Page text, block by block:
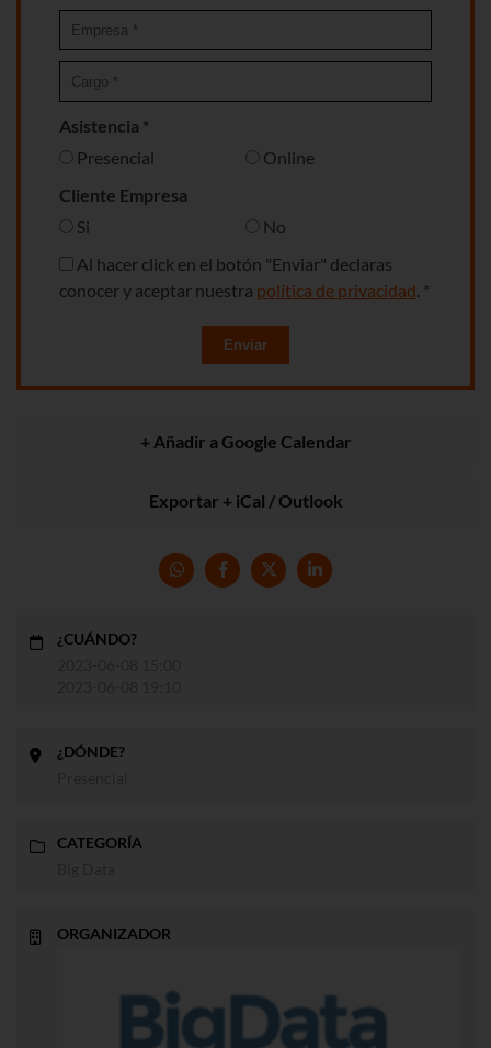
Asistencia *
Presencial
Online
Cliente Empresa
Si
No
Al hacer click en el botón "Enviar" declaras
conocer y aceptar nuestra política de privacidad . *
Enviar
+ Añadir a Google Calendar
Exportar + iCal / Outlook
¿CUÁNDO?
¿DÓNDE?
CATEGORÍA
ORGANIZADOR